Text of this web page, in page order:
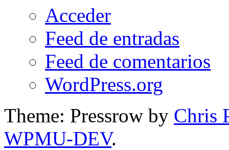
Acceder
Feed de entradas
Feed de comentarios
WordPress.org
Theme: Pressrow by Chris
WPMU-DEV.